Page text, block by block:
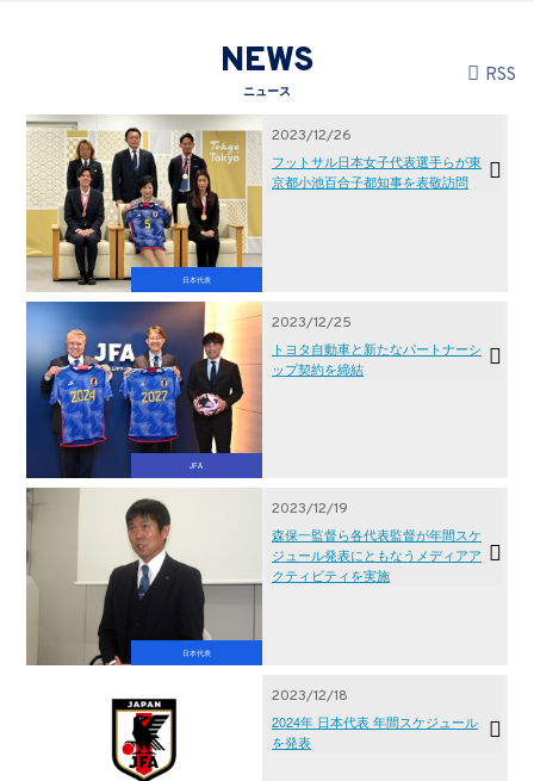
NEWS
ニュース
RSS
日本代表
2023/12/26
フットサル日本女子代表選手らが東
京都小池百合子都知事を表敬訪問
JFA
2023/12/25
トヨタ自動車と新たなパートナーシ
ップ契約を締結
日本代表
2023/12/19
森保一監督ら各代表監督が年間スケ
ジュール発表にともなうメディアア
クティビティを実施
2023/12/18
2024年 日本代表 年間スケジュール
を発表